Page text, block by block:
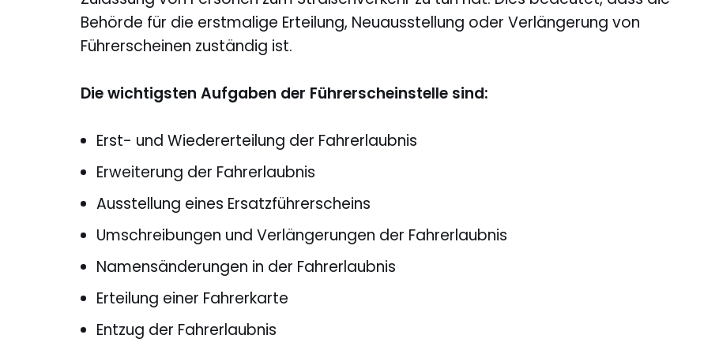
Behörde für die erstmalige Erteilung, Neuausstellung oder Verlängerung von
Führerscheinen zuständig ist.
Die wichtigsten Aufgaben der Führerscheinstelle sind:
Erst- und Wiedererteilung der Fahrerlaubnis
Erweiterung der Fahrerlaubnis
Ausstellung eines Ersatzführerscheins
Umschreibungen und Verlängerungen der Fahrerlaubnis
Namensänderungen in der Fahrerlaubnis
Erteilung einer Fahrerkarte
Entzug der Fahrerlaubnis